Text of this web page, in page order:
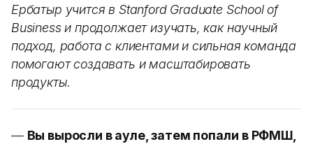
Ербатыр учится в Stanford Graduate School of
Business и продолжает изучать, как научный
подход, работа с клиентами и сильная команда
помогают создавать и масштабировать
продукты.
— Вы выросли в ауле, затем попали в РФМШ,